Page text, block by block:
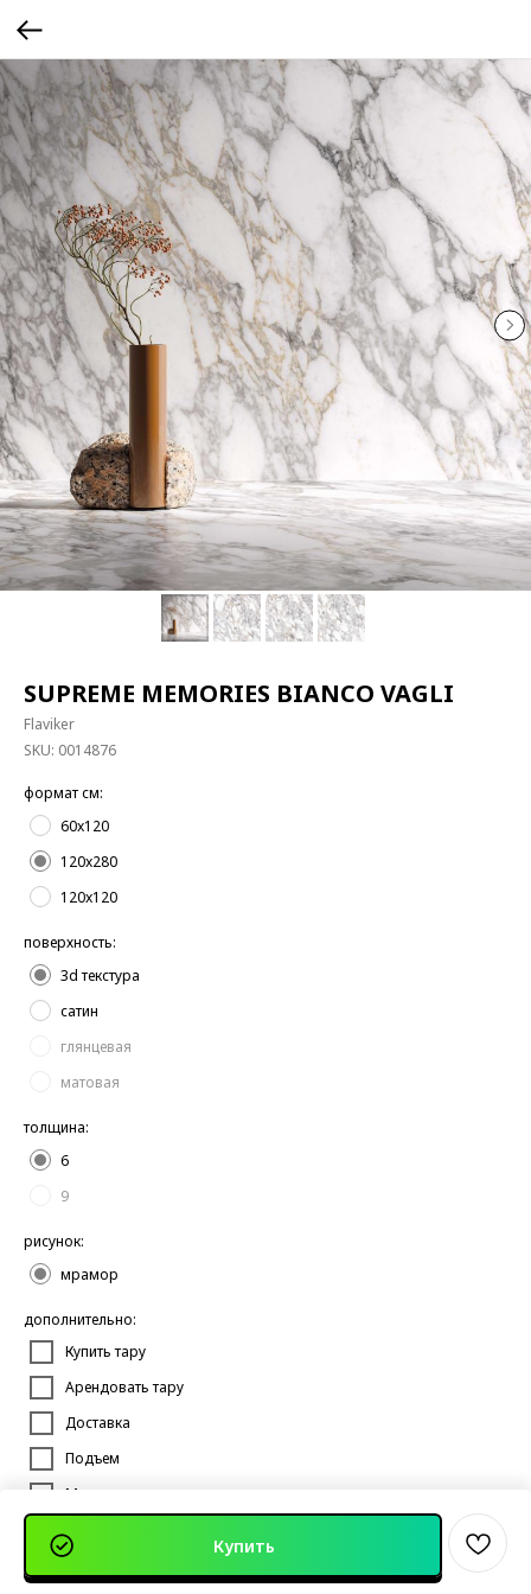
SUPREME MEMORIES BIANCO VAGLI
Flaviker
SKU: 0014876
формат см:
60x120
120x280
120x120
поверхность:
3d текстура
сатин
глянцевая
матовая
толщина:
6
9
рисунок:
мрамор
дополнительно:
Купить тару
Арендовать тару
Доставка
Подъем
Монтаж
Купить